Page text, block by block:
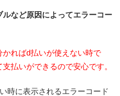
など原因によってエラーコー
ればd払いが使えない時で
払いができるので安心です。
時に表示されるエラーコード